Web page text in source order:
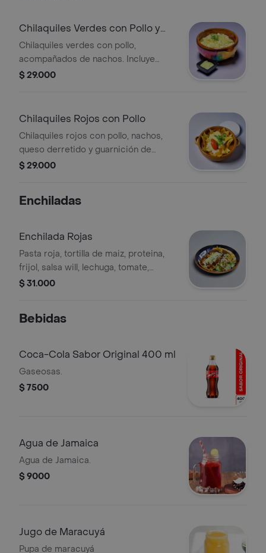
Chilaquiles Verdes con Pollo y
Nachos
Chilaquiles verdes con pollo,
acompañados de nachos. Incluye
salsa verde y queso.
$ 29.000
Chilaquiles Rojos con Pollo
Chilaquiles rojos con pollo, nachos,
queso derretido y guarnición de
tomate y cilantro.
$ 29.000
Enchiladas
Enchilada Rojas
Pasta roja, tortilla de maiz, proteina,
frijol, salsa will, lechuga, tomate,
queso, tres tortillas de maiz
$ 31.000
Bebidas
Coca-Cola Sabor Original 400 ml
Gaseosas.
$ 7500
Agua de Jamaica
Agua de Jamaica.
$ 9000
Jugo de Maracuyá
Pupa de maracuyá